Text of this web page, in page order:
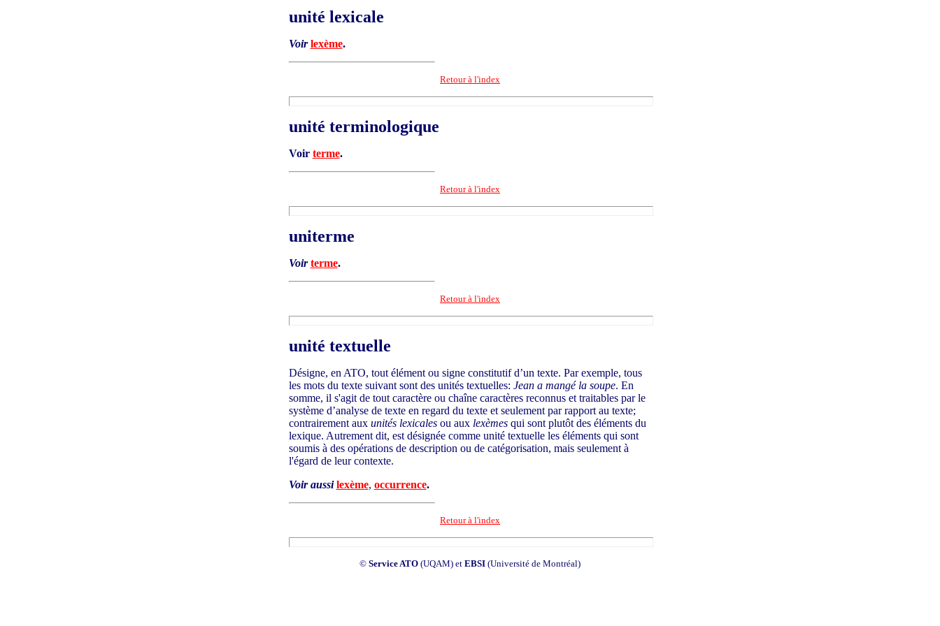
unité lexicale
Voir lexème.
Retour à l'index
unité terminologique
Voir terme.
Retour à l'index
uniterme
Voir terme.
Retour à l'index
unité textuelle
Désigne, en ATO, tout élément ou signe constitutif d’un texte. Par exemple, tous
les mots du texte suivant sont des unités textuelles: Jean a mangé la soupe. En
somme, il s'agit de tout caractère ou chaîne caractères reconnus et traitables par le
système d’analyse de texte en regard du texte et seulement par rapport au texte;
contrairement aux unités lexicalesou aux lexèmesqui sont plutôt des éléments du
lexique. Autrement dit, est désignée comme unité textuelle les éléments qui sont
soumis à des opérations de description ou de catégorisation, mais seulement à
l'égard de leur contexte.
Voir aussi lexème, occurrence.
Retour à l'index
© Service ATO (UQAM) et EBSI (Université de Montréal)